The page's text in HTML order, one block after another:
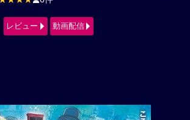
レビュー 動画配信